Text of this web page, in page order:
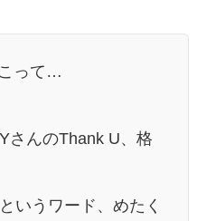
って…
さんのThank U、格
いうワード、めたく